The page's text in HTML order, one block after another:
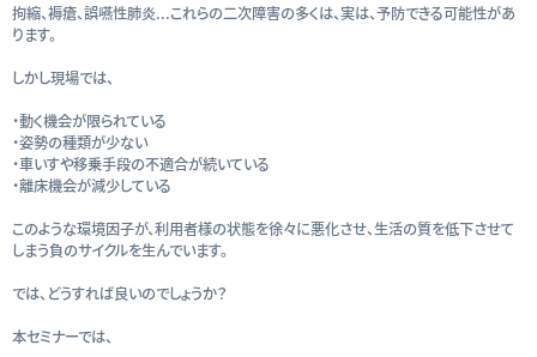
拘縮、褥瘡、誤嚥性肺炎...これらの二次障害の多くは、実は、予防できる可能性があ
ります。
しかし現場では、
・動く機会が限られている
・姿勢の種類が少ない
・車いすや移乗手段の不適合が続いている
・離床機会が減少している
このような環境因子が、利用者様の状態を徐々に悪化させ、生活の質を低下させて
しまう負のサイクルを生んでいます。
では、どうすれば良いのでしょうか？
本セミナーでは、